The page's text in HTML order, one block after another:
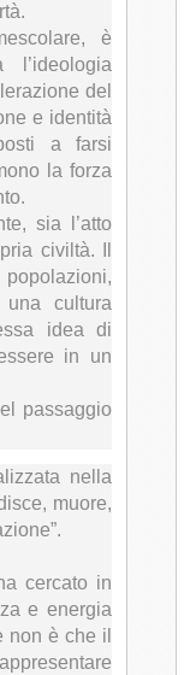
è
del
e identità
a farsi
la forza
sia l’atto
civiltà. Il
cultura
idea di
in un
passaggio
nella
muore,
cercato in
e energia
non è che il